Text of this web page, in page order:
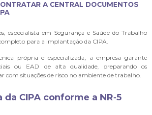
A CENTRAL DOCUMENTOS
especialista em Segurança e Saúde do Trabalho
para a implantação da CIPA.
própria e especializada, a empresa garante
ou EAD de alta qualidade, preparando os
com situações de risco no ambiente de trabalho.
CIPA conforme a NR-5